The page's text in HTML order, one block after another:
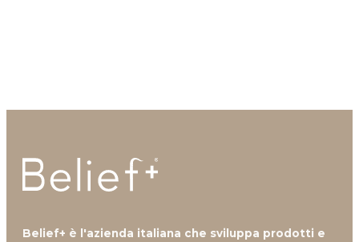
Belief+ è l'azienda italiana che sviluppa prodotti e